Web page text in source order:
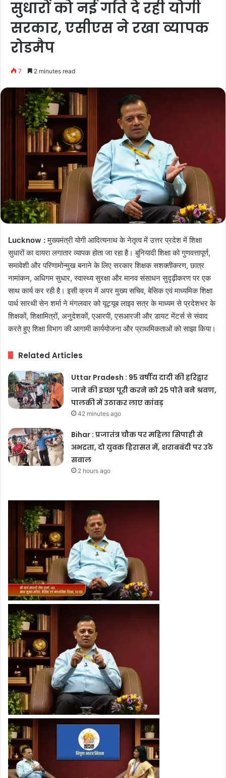
सुधारों को नई गति दे रही योगी
सरकार, एसीएस ने रखा व्यापक
रोडमैप
7 2 minutes read
Lucknow :मुख्यमंत्री योगी आदित्यनाथ के नेतृत्व में उत्तर प्रदेश में शिक्षा
सुधारों का दायरा लगातार व्यापक होता जा रहा है। बुनियादी शिक्षा को गुणवत्तापूर्ण,
समावेशी और परिणामोन्मुख बनाने के लिए सरकार शिक्षक सशक्तीकरण, छात्र
नामांकन, अधिगम सुधार, स्वास्थ्य सुरक्षा और मानव संसाधन सुदृढ़ीकरण पर एक
साथ कार्य कर रही है। इसी क्रम में अपर मुख्य सचिव, बेसिक एवं माध्यमिक शिक्षा
पार्थ सारथी सेन शर्मा ने मंगलवार को यूट्यूब लाइव सत्र के माध्यम से प्रदेशभर के
शिक्षकों, शिक्षामित्रों, अनुदेशकों, एआरपी, एसआरजी और डायट मेंटर्स से संवाद
करते हुए शिक्षा विभाग की आगामी कार्ययोजना और प्राथमिकताओं को साझा किया।
Related Articles
Uttar Pradesh : 95 वर्षीय दादी की हरिद्वार
जाने की इच्छा पूरी करने को 25 पोते बने श्रवण,
पालकी में उठाकर लाए कांवड़
42 minutes ago
Bihar : प्रजातंत्र चौक पर महिला सिपाही से
अभद्रता, दो युवक हिरासत में, शराबबंदी पर उठे
सवाल
2 hours ago